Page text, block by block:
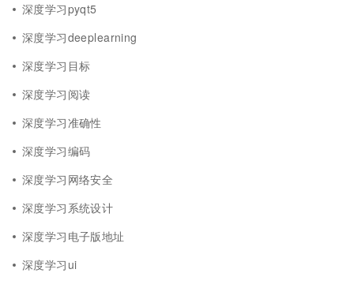
深度学习pyqt5
深度学习deeplearning
深度学习目标
深度学习阅读
深度学习准确性
深度学习编码
深度学习网络安全
深度学习系统设计
深度学习电子版地址
深度学习ui